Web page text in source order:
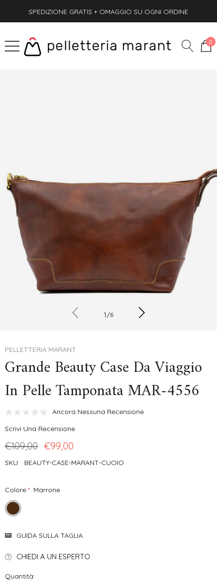
SPEDIZIONE GRATIS + OMAGGIO SU OGNI ORDINE
PAGA ANCHE ALLA CONSEGNA
SPEDIZIONE GRATIS + OMAGGIO SU OGNI ORDINE
0
1/6
PELLETTERIA MARANT
Grande Beauty Case Da Viaggio
In Pelle Tamponata MAR-4556
Ancora Nessuna Recensione
Scrivi Una Recensione
€109,00 €99,00
SKU: BEAUTY-CASE-MARANT-CUOIO
Colore* Marrone
Attuale:GUIDA SULLA TAGLIA
CHIEDI A UN ESPERTO
Quantità: